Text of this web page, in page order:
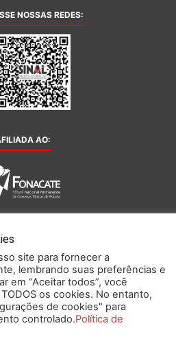
NOSSAS REDES:
AO:
dos Funcionários do Banco Central.
direitos reservados.
site para fornecer a
lembrando suas preferências e
em “Aceitar todos”, você
os cookies. No entanto,
de cookies" para
controlado.Política de